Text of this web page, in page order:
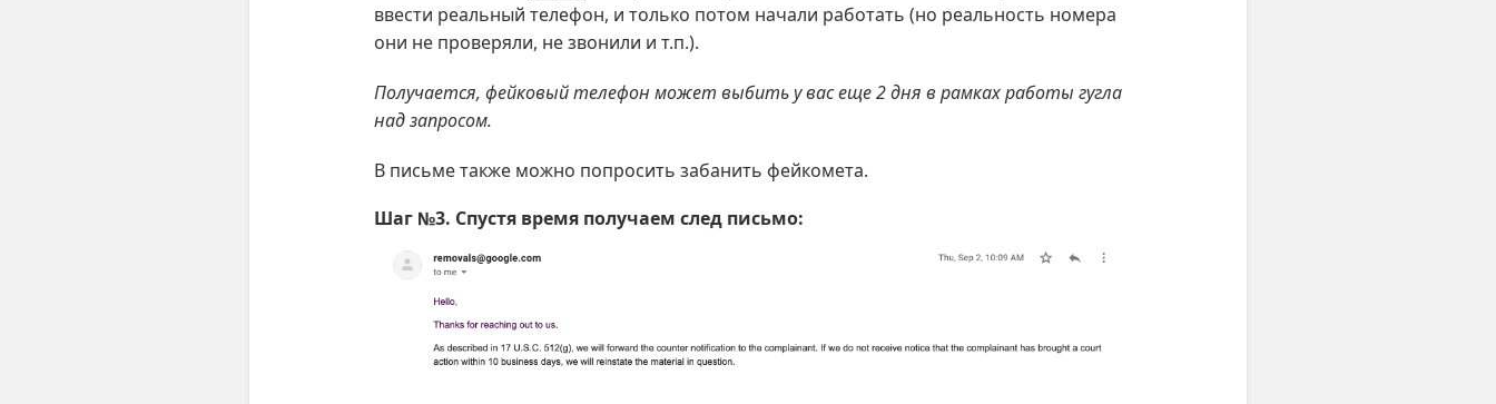
ввести реальный телефон, и только потом начали работать (но реальность номера
они не проверяли, не звонили и т.п.).
Получается, фейковый телефон может выбить у вас еще 2 дня в рамках работы гугла
над запросом.
В письме также можно попросить забанить фейкомета.
Шаг №3. Спустя время получаем след письмо: